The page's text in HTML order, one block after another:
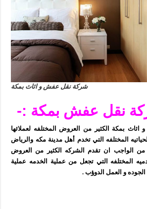
شركة نقل عفش و اثاث بمكة
نقل عفش بمكة :-
بمكة الكثير من العروض المختلفه لعملائها
المختلفه التي تخدم أهل مدينة مكه والرياض
من الواجب ان تقدم الشركه الكثير من العروض
المختلفه التي تجعل من عملية الخدمه عملية
و العمل الدوؤب .